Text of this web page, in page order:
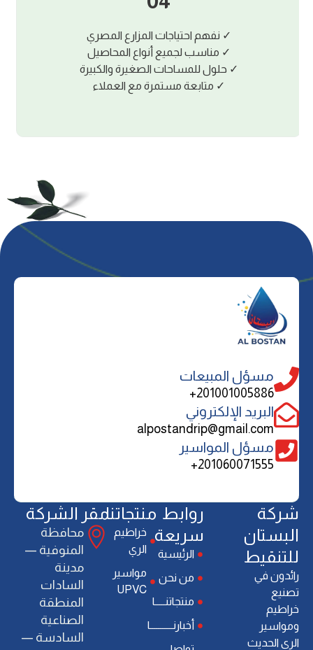
ﺸﻔﺎﻓﻴﺔ اﻟﺘﺎﻣﺔ ﻓﻲ اﻟﺘﺴﻌﻴﺮ. اﻷﺳﻌﺎر ﺳﺎرﻳﺔ
ﺗﺸﻤﻞ اﻟﻀﺮﻳﺒﺔ. اﻟﺒﻴﻊ ﻧﻘﺪاً ﻓﻘﻂ ﻣﻊ ﺗﺴﻠﻴﻢ
ﻣﺒﺎﺷﺮة ﻣﻦ اﻟﻤﺼﻨﻊ ﻟﻀﻤﺎن اﻟﺤﺼﻮل ﻋﻠﻰ أﻓﻀﻞ
وأﻋﻠﻰ ﺟﻮدة.
مسؤل المبيعات
201001005886+
البريد الإلكتروني
alpostandrip@gmail.com
مسؤل المواسير
201060071555+
ﺷﺮﻛﺔ
اﻟﺒﺴﺘﺎن
ﻟﻠﺘﻨﻘﻴﻂ
راﺋﺪون ﻓﻲ
ﺗﺼﻨﻴﻊ
ﺧﺮاﻃﻴﻢ
وﻣﻮاﺳﻴﺮ
اﻟﺮي اﻟﺤﺪﻳﺚ
روابط
سريعة
الرئيسية
من نحن
منتجاتنـــــا
أخبارنـــــــــــا
منتجاتنا
خراطيم
الري
ﻣﻮاﺳﻴﺮ
UPVC
مقر الشركة
ﻣﺤﺎﻓﻈﺔ
اﻟﻤﻨﻮﻓﻴﺔ —
ﻣﺪﻳﻨﺔ
اﻟﺴﺎدات
اﻟﻤﻨﻄﻘﺔ
اﻟﺼﻨﺎﻋﻴﺔ
اﻟﺴﺎدﺳﺔ —